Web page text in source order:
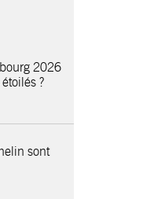
2026
?
sont